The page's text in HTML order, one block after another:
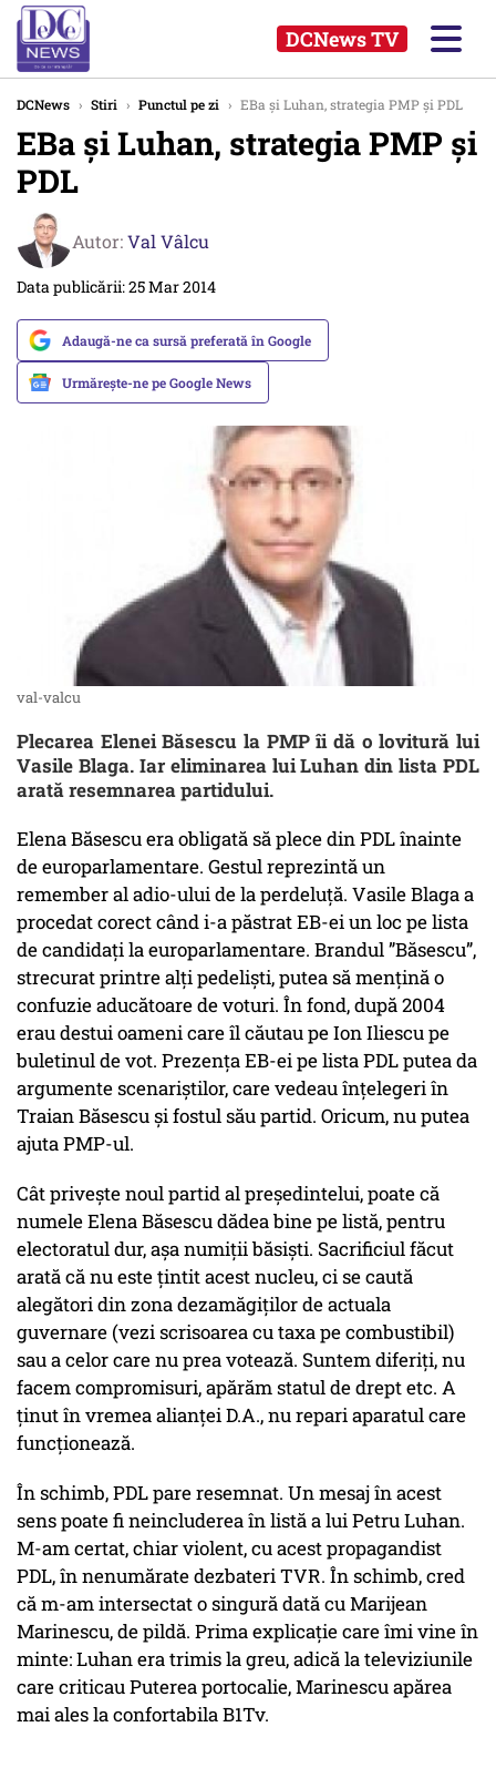
DCNews TV
DCNews › Stiri › Punctul pe zi › EBa și Luhan, strategia PMP și PDL
EBa și Luhan, strategia PMP și
PDL
Autor:Val Vâlcu
Data publicării: 25 Mar 2014
Adaugă-ne ca sursă preferată în Google
Urmărește-ne pe Google News
val-valcu
Plecarea Elenei Băsescu la PMP îi dă o lovitură lui
Vasile Blaga. Iar eliminarea lui Luhan din lista PDL
arată resemnarea partidului.
Elena Băsescu era obligată să plece din PDL înainte
de europarlamentare. Gestul reprezintă un
remember al adio-ului de la perdeluță. Vasile Blaga a
procedat corect când i-a păstrat EB-ei un loc pe lista
de candidați la europarlamentare. Brandul ”Băsescu”,
strecurat printre alți pedeliști, putea să mențină o
confuzie aducătoare de voturi. În fond, după 2004
erau destui oameni care îl căutau pe Ion Iliescu pe
buletinul de vot. Prezența EB-ei pe lista PDL putea da
argumente scenariștilor, care vedeau înțelegeri în
Traian Băsescu și fostul său partid. Oricum, nu putea
ajuta PMP-ul.
Cât privește noul partid al președintelui, poate că
numele Elena Băsescu dădea bine pe listă, pentru
electoratul dur, așa numiții băsiști. Sacrificiul făcut
arată că nu este țintit acest nucleu, ci se caută
alegători din zona dezamăgiților de actuala
guvernare (vezi scrisoarea cu taxa pe combustibil)
sau a celor care nu prea votează. Suntem diferiți, nu
facem compromisuri, apărăm statul de drept etc. A
ținut în vremea alianței D.A., nu repari aparatul care
funcționează.
În schimb, PDL pare resemnat. Un mesaj în acest
sens poate fi neincluderea în listă a lui Petru Luhan.
M-am certat, chiar violent, cu acest propagandist
PDL, în nenumărate dezbateri TVR. În schimb, cred
că m-am intersectat o singură dată cu Marijean
Marinescu, de pildă. Prima explicație care îmi vine în
minte: Luhan era trimis la greu, adică la televiziunile
care criticau Puterea portocalie, Marinescu apărea
mai ales la confortabila B1Tv.